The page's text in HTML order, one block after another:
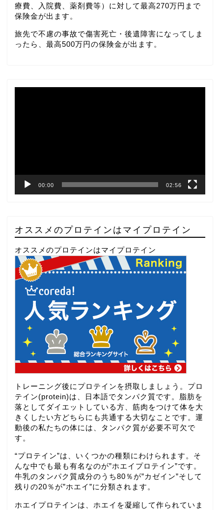
療費、入院費、薬剤費等）に対して最高270万円まで
保険金が出ます。
旅先で不慮の事故で傷害死亡・後遺障害になってしま
ったら、最高500万円の保険金が出ます。
00:00 02:56
オススメのプロテインはマイプロテイン
オススメのプロテインはマイプロテイン
トレーニング後にプロテインを摂取しましょう。プロ
テイン(protein)は、日本語でタンパク質です。脂肪を
落としてダイエットしている方、筋肉をつけて体を大
きくしたい方どちらにも共通する大切なことです。運
動後の私たちの体には、タンパク質が必要不可欠で
す。
“プロテイン”は、いくつかの種類にわけられます。そ
んな中でも最も有名なのが”ホエイプロテイン”です。
牛乳のタンパク質成分のうち80％が”カゼイン”そして
残りの20％が”ホエイ”に分類されます。
ホエイプロテインは、ホエイを凝縮して作られていま